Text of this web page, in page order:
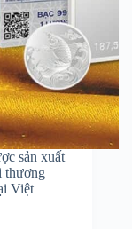
sản xuất
thương
Việt